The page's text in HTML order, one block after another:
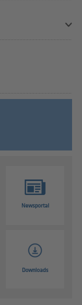
Newsportal
Downloads